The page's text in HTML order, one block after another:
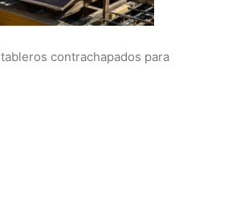
contrachapados para